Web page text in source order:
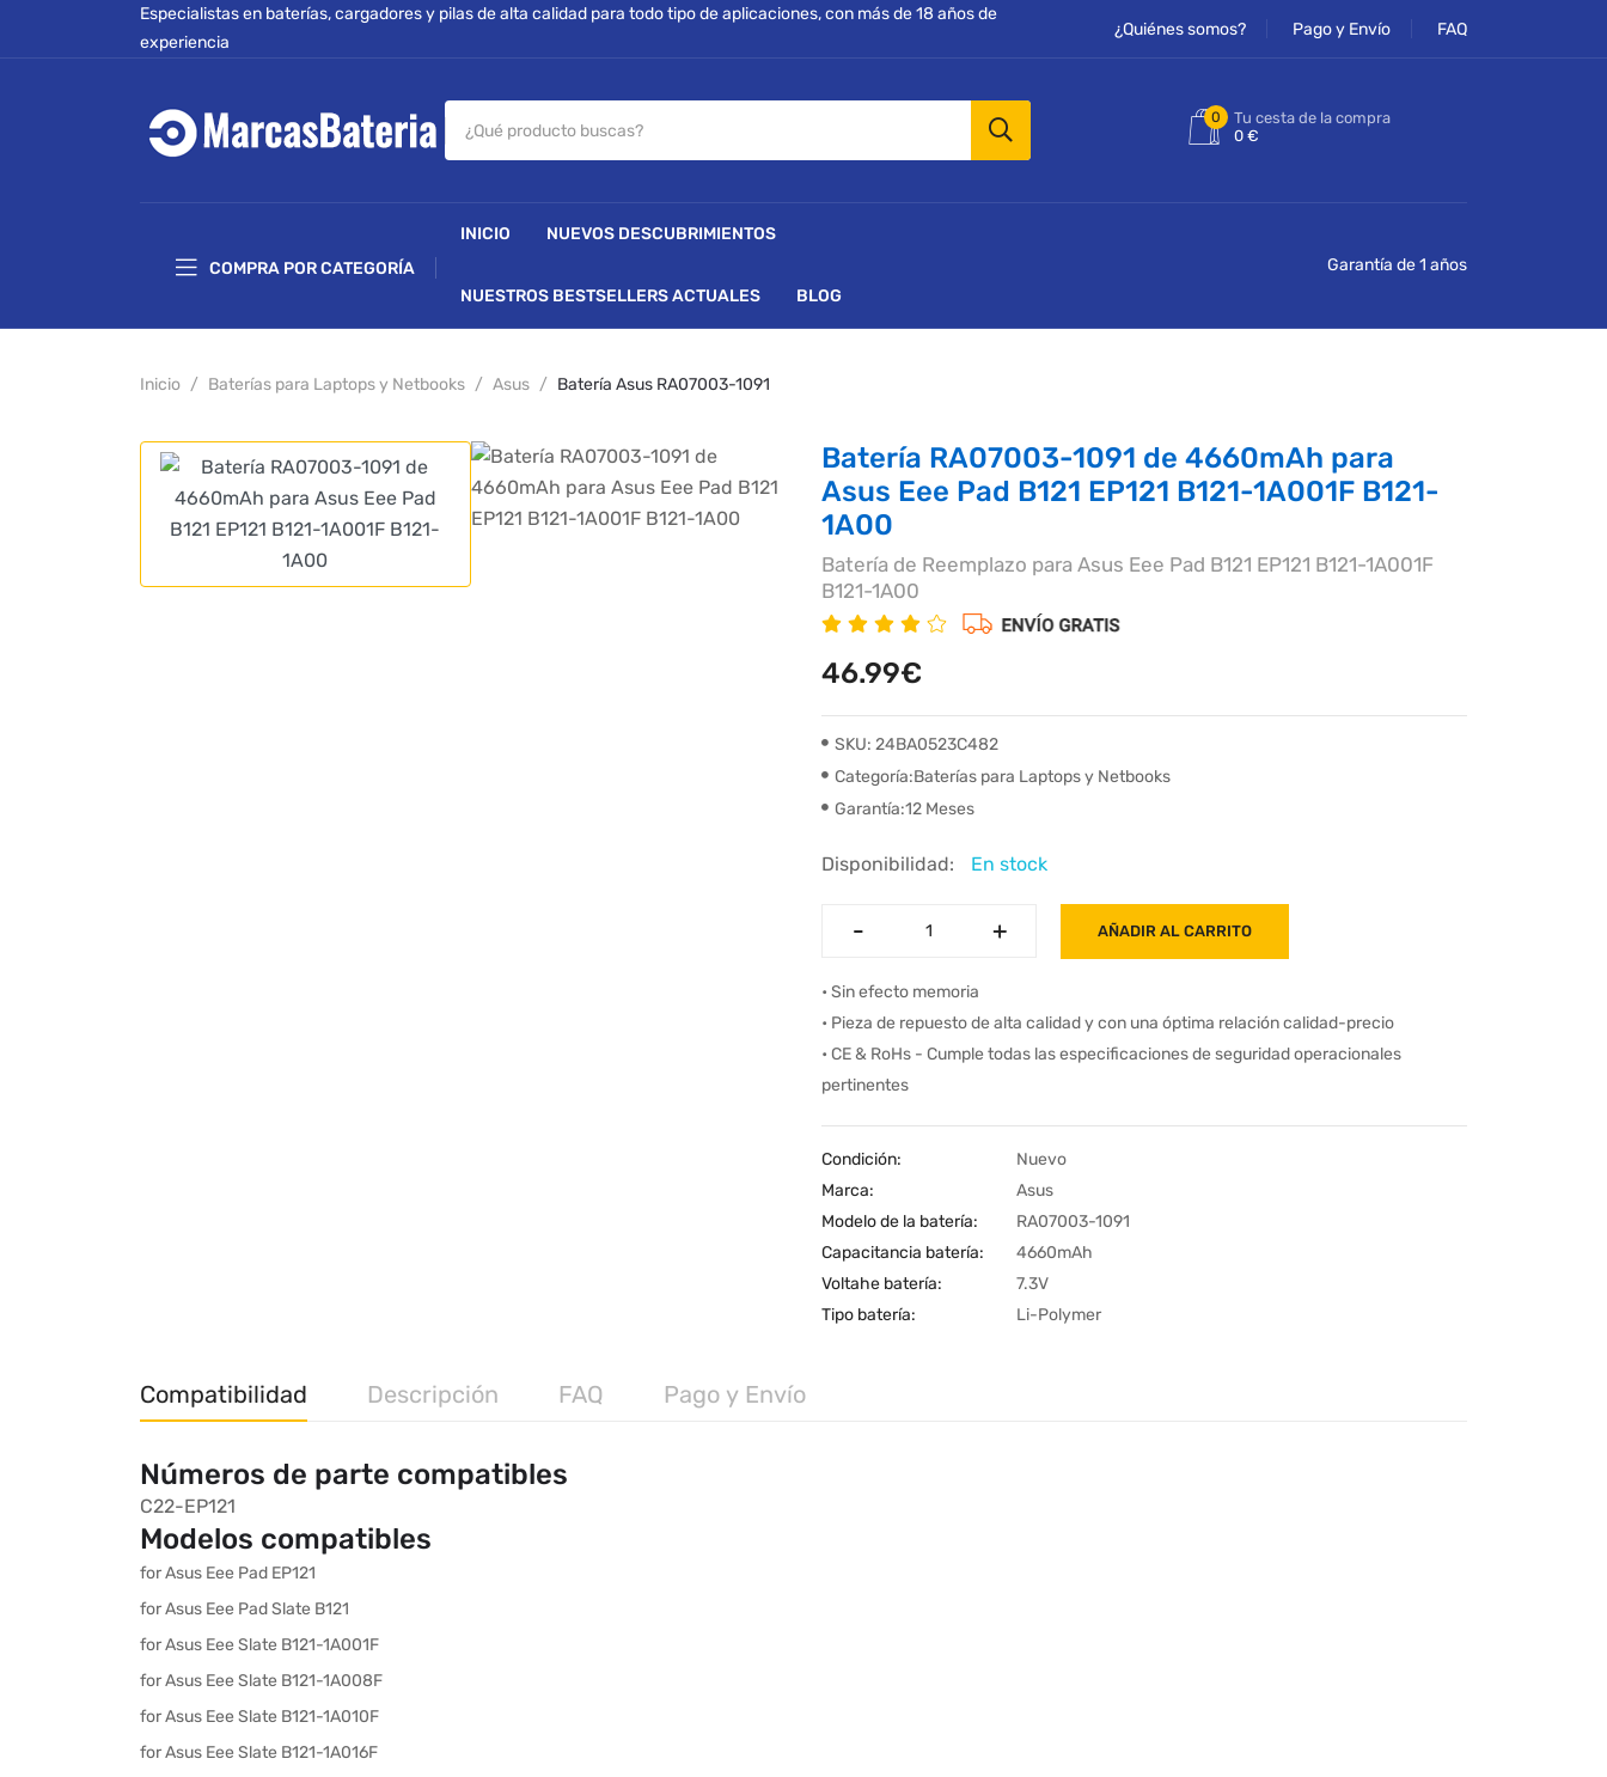
Especialistas en baterías, cargadores y pilas de alta calidad para todo tipo de aplicaciones, con más de 18 años de
experiencia
¿Quiénes somos? Pago y Envío FAQ
0
Tu cesta de la compra
0 €
COMPRA POR CATEGORÍA
INICIO NUEVOS DESCUBRIMIENTOS
NUESTROS BESTSELLERS ACTUALES BLOG
Garantía de 1 años
Inicio Baterías para Laptops y Netbooks Asus Batería Asus RA07003-1091
Batería RA07003-1091 de 4660mAh para
Asus Eee Pad B121 EP121 B121-1A001F B121-
1A00
Batería de Reemplazo para Asus Eee Pad B121 EP121 B121-1A001F
B121-1A00
46.99€
SKU: 24BA0523C482
Categoría:Baterías para Laptops y Netbooks
Garantía:12 Meses
Disponibilidad: En stock
- +
- + AÑADIR AL CARRITO
• Sin efecto memoria
• Pieza de repuesto de alta calidad y con una óptima relación calidad-precio
• CE & RoHs - Cumple todas las especificaciones de seguridad operacionales
pertinentes
Condición:
Nuevo
Marca:
Asus
Modelo de la batería:
RA07003-1091
Capacitancia batería:
4660mAh
Voltahe batería:
7.3V
Tipo batería:
Li-Polymer
Compatibilidad Descripción FAQ Pago y Envío
Números de parte compatibles
C22-EP121
Modelos compatibles
for Asus Eee Pad EP121
for Asus Eee Pad Slate B121
for Asus Eee Slate B121-1A001F
for Asus Eee Slate B121-1A008F
for Asus Eee Slate B121-1A010F
for Asus Eee Slate B121-1A016F